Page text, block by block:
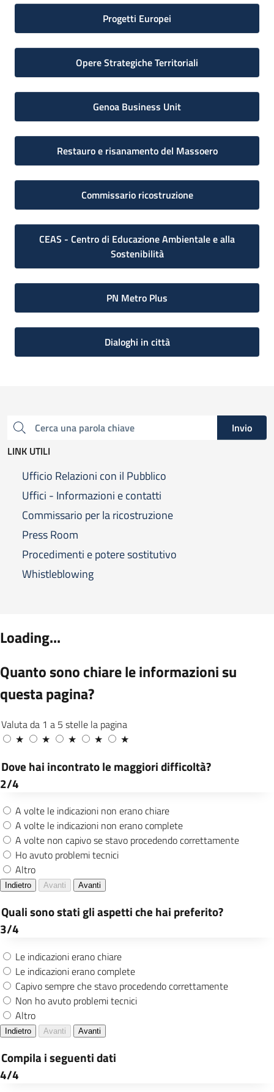
Progetti Europei
Opere Strategiche Territoriali
Genoa Business Unit
Restauro e risanamento del Massoero
Commissario ricostruzione
CEAS - Centro di Educazione Ambientale e alla
Sostenibilità
PN Metro Plus
Dialoghi in città
Cerca una parola chiave
Invio
LINK UTILI
Ufficio Relazioni con il Pubblico
Uffici - Informazioni e contatti
Commissario per la ricostruzione
Press Room
Procedimenti e potere sostitutivo
Whistleblowing